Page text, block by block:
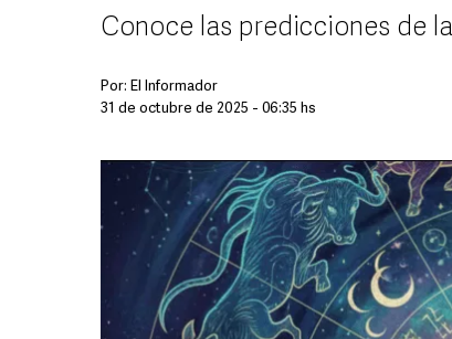
Conoce las predicciones de
Por: El Informador
31 de octubre de 2025 - 06:35 hs